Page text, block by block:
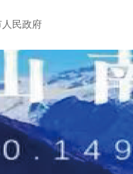
人民政府